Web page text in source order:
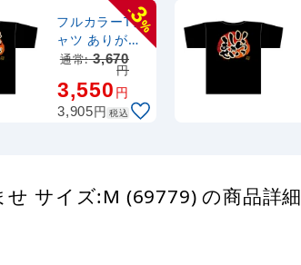
-
3
%
フルカラーTシ
ャツ ありがと
うございます
サイズ:XL
(69789)
通常:3,670
円
3,550円
3,905円 税込
サイズ:M (69779) の商品詳細